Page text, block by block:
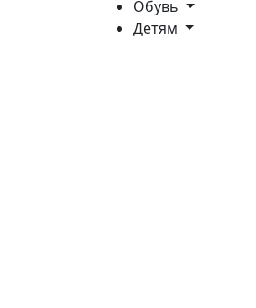
Обувь
Детям